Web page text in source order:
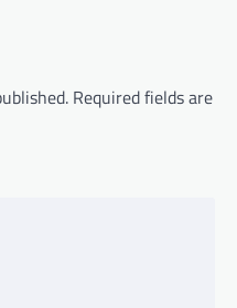
Required fields are